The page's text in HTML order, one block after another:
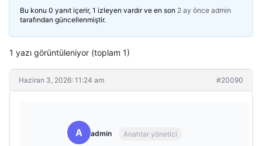
Bu konu 0 yanıt içerir, 1 izleyen vardır ve en son 2 ay önce admin
tarafından güncellenmiştir.
1 yazı görüntüleniyor (toplam 1)
Haziran 3, 2026: 11:24 am #20090
A admin Anahtar yönetici